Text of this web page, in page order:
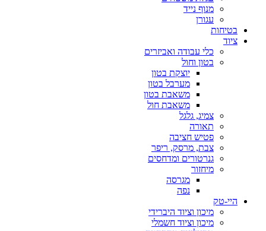
מנוף נייד
עגורן
בטיחות
ציוד
כלי עבודה ואביזרים
בטון וחול
יוצקת בטון
מערבל בטון
משאבת בטון
משאבת חול
צמיג, גלגל
תאורה
פטיש חציבה
צבת, מרסק, ריפר
גנרטורים ומדחסים
מיחזור
מגרסה
נפה
היי-טק
מיכון וציוד היברידי
מיכון וציוד חשמלי